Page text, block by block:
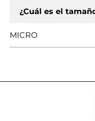
¿Cuál es el
MICRO